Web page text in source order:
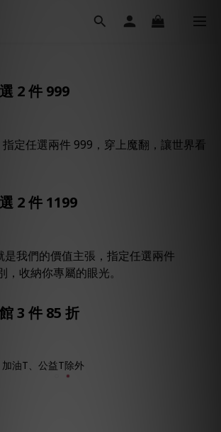
2 件 999
定任選兩件 999，穿上魔翻，讓世界看
2 件 1199
是我們的價值主張，指定任選兩件
，收納你專屬的眼光。
3 件 85 折
加油T、 公益T除外